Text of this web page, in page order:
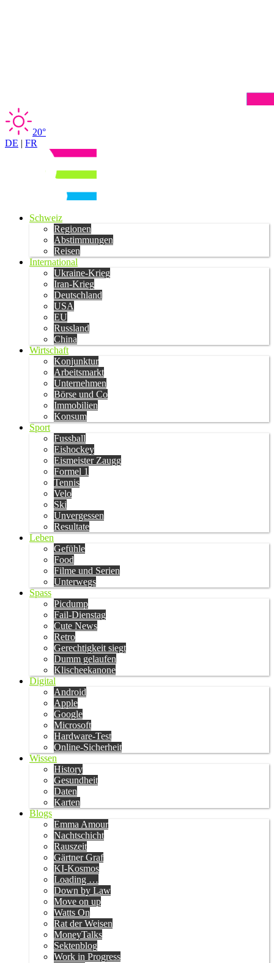
20°
DE | FR
Schweiz
Regionen
Abstimmungen
Reisen
International
Ukraine-Krieg
Iran-Krieg
Deutschland
USA
EU
Russland
China
Wirtschaft
Konjunktur
Arbeitsmarkt
Unternehmen
Börse und Co
Immobilien
Konsum
Sport
Fussball
Eishockey
Eismeister Zaugg
Formel 1
Tennis
Velo
Ski
Unvergessen
Resultate
Leben
Gefühle
Food
Filme und Serien
Unterwegs
Spass
Picdump
Fail-Dienstag
Cute News
Retro
Gerechtigkeit siegt
Dumm gelaufen
Klischeekanone
Digital
Android
Apple
Google
Microsoft
Hardware-Test
Online-Sicherheit
Wissen
History
Gesundheit
Daten
Karten
Blogs
Emma Amour
Nachtschicht
Rauszeit
Gärtner Graf
KI-Kosmos
Loading …
Down by Law
Move on up
Watts On
Rat der Weisen
MoneyTalks
Sektenblog
Work in Progress